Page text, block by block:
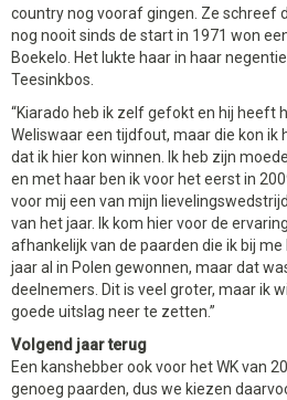
country nog vooraf gingen. Ze schreef
nog nooit sinds de start in 1971 won
Boekelo. Het lukte haar in haar
Teesinkbos.
“Kiarado heb ik zelf gefokt en hij heeft
Weliswaar een tijdfout, maar die kon ik
dat ik hier kon winnen. Ik heb zijn
en met haar ben ik voor het eerst in
voor mij een van mijn
van het jaar. Ik kom hier voor de
afhankelijk van de paarden die ik bij
jaar al in Polen gewonnen, maar dat
deelnemers. Dit is veel groter, maar ik
goede uitslag neer te zetten.”
Volgend jaar terug
Een kanshebber ook voor het WK van
genoeg paarden, dus we kiezen